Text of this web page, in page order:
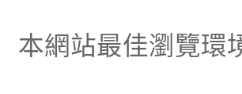
本網站最佳瀏覽環